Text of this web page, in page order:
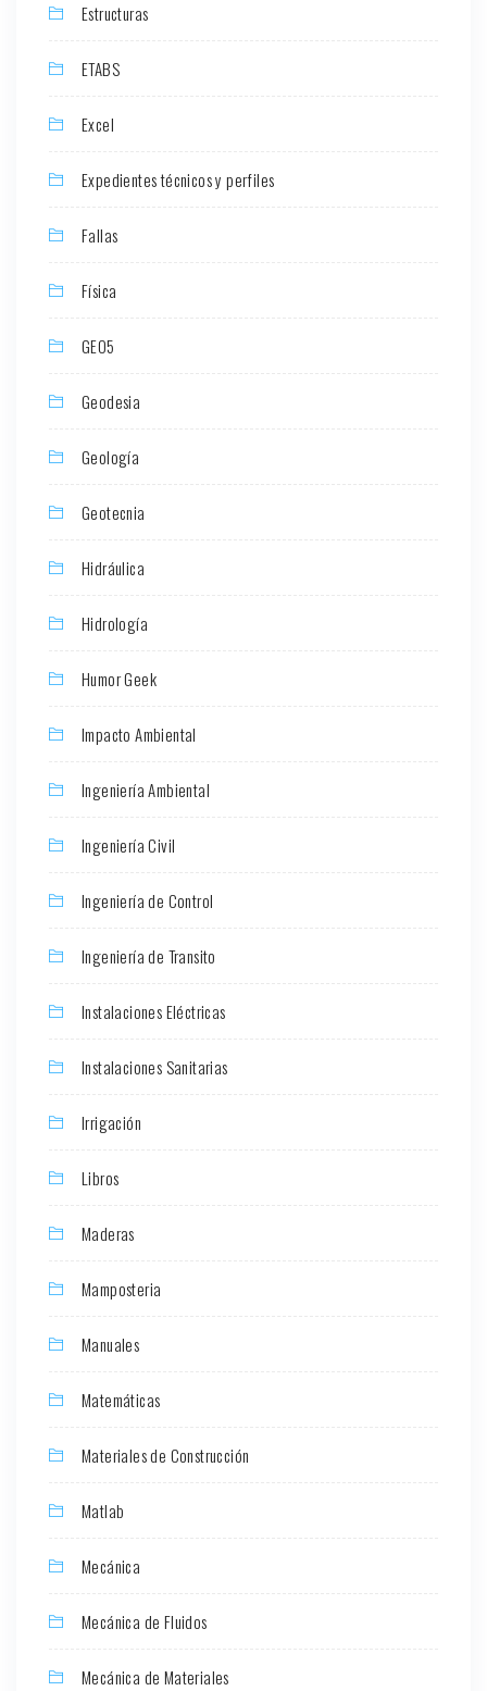
Estructuras
ETABS
Excel
Expedientes técnicos y perfiles
Fallas
Física
GEO5
Geodesia
Geología
Geotecnia
Hidráulica
Hidrología
Humor Geek
Impacto Ambiental
Ingeniería Ambiental
Ingeniería Civil
Ingeniería de Control
Ingeniería de Transito
Instalaciones Eléctricas
Instalaciones Sanitarias
Irrigación
Libros
Maderas
Mamposteria
Manuales
Matemáticas
Materiales de Construcción
Matlab
Mecánica
Mecánica de Fluidos
Mecánica de Materiales